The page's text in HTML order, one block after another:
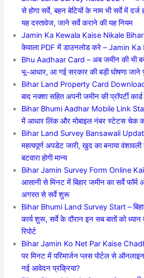
से होगा सर्वे, बहन बेटियों के नाम भी सर्वे में
यह दस्तावेज, जाने सर्वे कराने की यह नियम
Jamin Ka Kewala Kaise Nikale Bihar :
केवाला PDF में डाउनलोड करे – Jamin
Bhu Aadhaar Card – अब जमीन की भी
भू-आधार, आ गई सरकार की बड़ी घोषणा जाने
Bihar Land Property Card
बाद नक्शा सहित अपनी जमीन की प्रॉपर्टी
Bihar Bhumi Aadhar Mobile Link
में आधार लिंक और मोबाइल नंबर स्टेटस चेक
Bihar Land Survey Bansawali
महत्वपूर्ण अपडेट जारी, खुद का बनाया
बटवारा होगी मान्य
Bihar Jamin Survey Form Online
आसानी से मिनट में बिहार जमीन का सर्वे
अगस्त से सर्वे शुरू
Bihar Bhumi Land Survey Start –
कार्य शुरू, सर्वे के दौरान इन सब बातों को
रिपोर्ट
Bihar Jamin Ko Net Par Kaise
पर मिनट में परिमार्जन प्लस पोर्टल से
नई आवेदन प्रक्रिया?